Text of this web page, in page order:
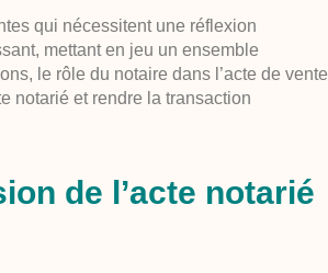
qui nécessitent une réflexion
mettant en jeu un ensemble
le rôle du notaire dans l’acte de vente
notarié et rendre la transaction
de l’acte notarié